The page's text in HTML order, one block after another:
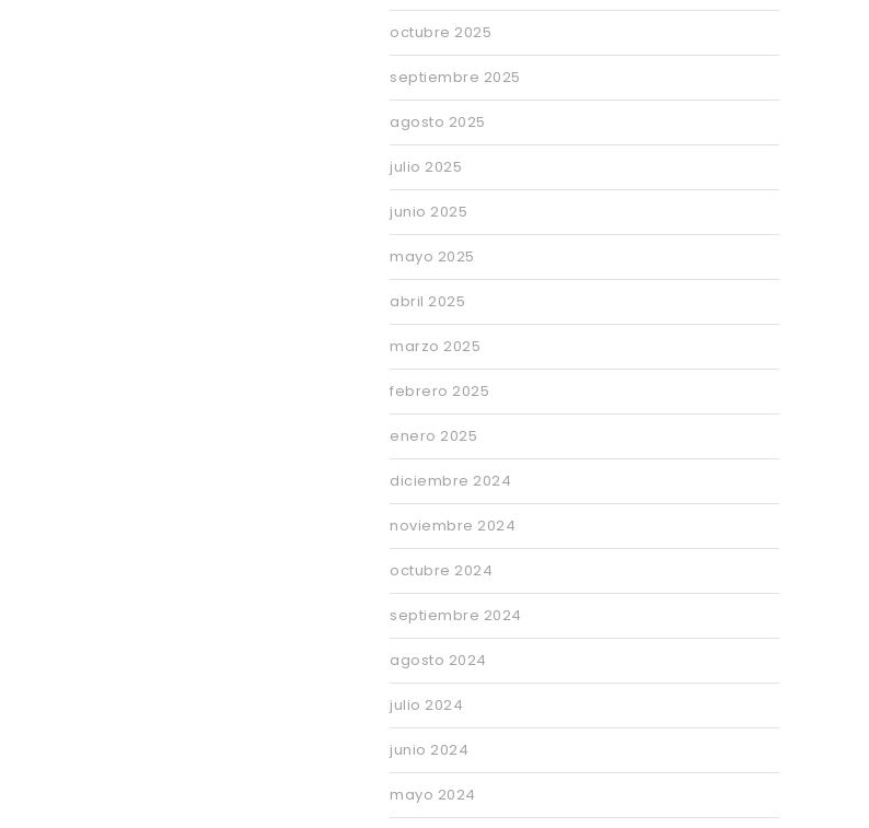
octubre 2025
septiembre 2025
agosto 2025
julio 2025
junio 2025
mayo 2025
abril 2025
marzo 2025
febrero 2025
enero 2025
diciembre 2024
noviembre 2024
octubre 2024
septiembre 2024
agosto 2024
julio 2024
junio 2024
mayo 2024